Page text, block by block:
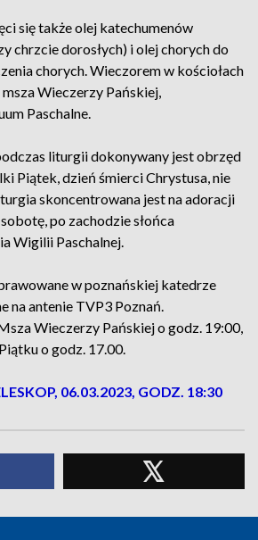
się także olej katechumenów
chrzcie dorosłych) i olej chorych do
chorych. Wieczorem w kościołach
Wieczerzy Pańskiej,
Paschalne.
liturgii dokonywany jest obrzęd
Piątek, dzień śmierci Chrystusa, nie
skoncentrowana jest na adoracji
po zachodzie słońca
Wigilii Paschalnej.
w poznańskiej katedrze
na antenie TVP3 Poznań.
Wieczerzy Pańskiej o godz. 19:00,
o godz. 17.00.
06.03.2023, GODZ. 18:30